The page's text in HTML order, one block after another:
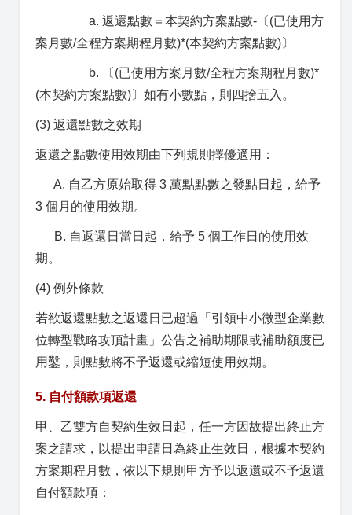
a. 返還點數＝本契約方案點數-〔(已使用方
案月數/全程方案期程月數)*(本契約方案點數)〕
b. 〔(已使用方案月數/全程方案期程月數)*
(本契約方案點數)〕如有小數點，則四捨五入。
(3) 返還點數之效期
返還之點數使用效期由下列規則擇優適用：
A. 自乙方原始取得 3 萬點點數之發點日起，給予
3 個月的使用效期。
B. 自返還日當日起，給予 5 個工作日的使用效
期。
(4) 例外條款
若欲返還點數之返還日已超過「引領中小微型企業數
位轉型戰略攻頂計畫」公告之補助期限或補助額度已
用鑿，則點數將不予返還或縮短使用效期。
5. 自付額款項返還
甲、乙雙方自契約生效日起，任一方因故提出終止方
案之請求，以提出申請日為終止生效日，根據本契約
方案期程月數，依以下規則甲方予以返還或不予返還
自付額款項：